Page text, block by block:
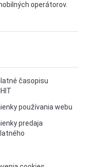
operátorov.
časopisu
používania webu
predaja